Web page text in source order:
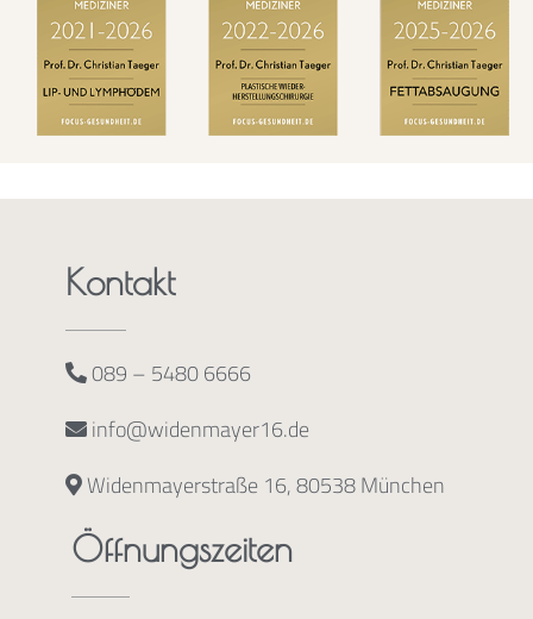
Kontakt
089 – 5480 6666
info@widenmayer16.de
Widenmayerstraße 16, 80538 München
Öffnungszeiten